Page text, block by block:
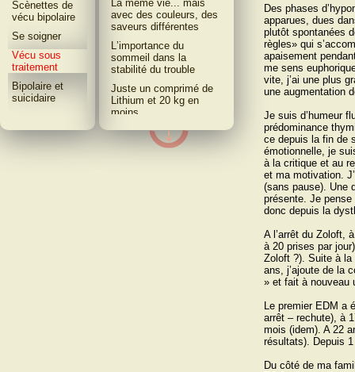
Scènettes de
vécu bipolaire
Se soigner
Vécu sous
traitement
Bipolaire et
suicidaire
La même vie... mais
avec des couleurs, des
saveurs différentes
Lʼimportance du
sommeil dans la
stabilité du trouble
Juste un comprimé de
Lithium et 20 kg en
moins
Début de traitement
avec le lithium :
Des phases
apparues, dues
plutôt spontanées
règles» qui
apaisement
me sens
vite, j’ai une plus
une augmentation
Je suis d’humeur
prédominance
ce depuis la fin de
émotionnelle, je
à la critique et au
et ma motivation.
(sans pause). Une
présente. Je
donc depuis la
A l’arrêt du Zoloft,
à 20 prises par
Zoloft ?). Suite à la
ans, j’ajoute de la
» et fait à nouveau
Le premier EDM
arrêt – rechute), à
mois (idem). A 22
résultats). Depuis
Du côté de ma